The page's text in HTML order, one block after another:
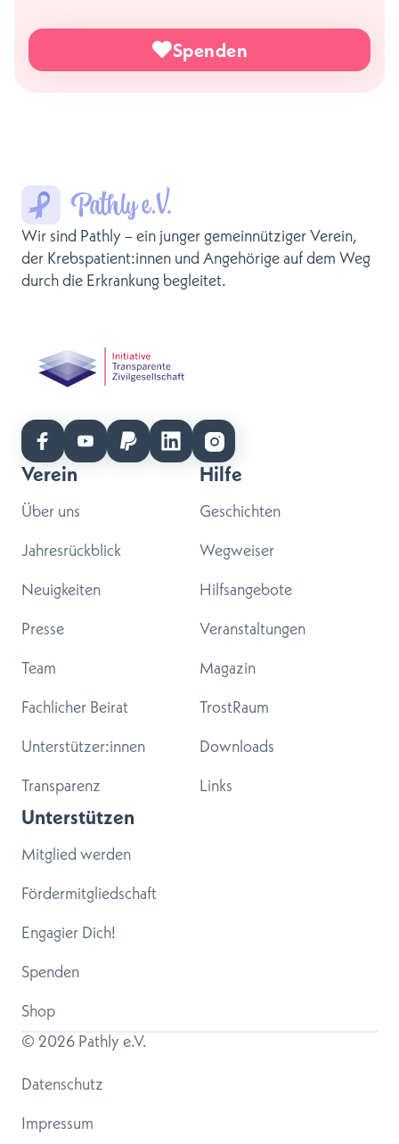
Spenden
Wir sind Pathly – ein junger gemeinnütziger Verein,
der Krebspatient:innen und Angehörige auf dem Weg
durch die Erkrankung begleitet.
Verein
Über uns
Jahresrückblick
Neuigkeiten
Presse
Team
Fachlicher Beirat
Unterstützer:innen
Transparenz
Hilfe
Geschichten
Wegweiser
Hilfsangebote
Veranstaltungen
Magazin
TrostRaum
Downloads
Links
Unterstützen
Mitglied werden
Fördermitgliedschaft
Engagier Dich!
Spenden
Shop
© 2026 Pathly e.V.
Datenschutz
Impressum